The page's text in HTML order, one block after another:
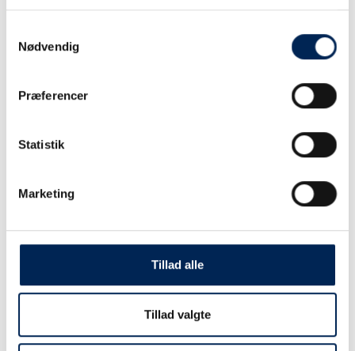
Nødvendig
Præferencer
Statistik
Marketing
Tillad alle
Tillad valgte
tjekke vores hjemmeside eller ringe til os.